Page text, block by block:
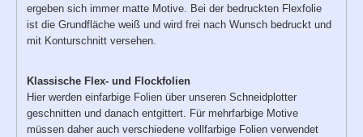
ergeben sich immer matte Motive. Bei der bedruckten Flexfolie
ist die Grundfläche weiß und wird frei nach Wunsch bedruckt und
mit Konturschnitt versehen.
Klassische Flex- und Flockfolien
Hier werden einfarbige Folien über unseren Schneidplotter
geschnitten und danach entgittert. Für mehrfarbige Motive
müssen daher auch verschiedene vollfarbige Folien verwendet